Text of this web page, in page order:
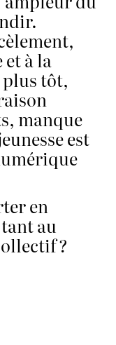
à la
tôt,
manque
est
en
au
?